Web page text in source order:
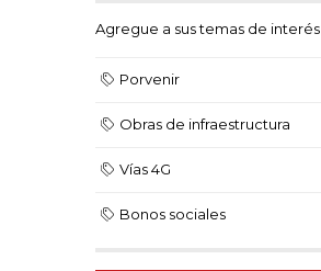
Agregue a sus temas de interés
Porvenir
Obras de infraestructura
Vías 4G
Bonos sociales